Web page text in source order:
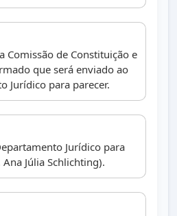
Comissão de Constituição e
que será enviado ao
Jurídico para parecer.
Jurídico para
Júlia Schlichting).